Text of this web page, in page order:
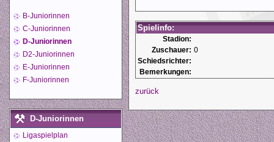
B-Juniorinnen
C-Juniorinnen
D-Juniorinnen
D2-Juniorinnen
E-Juniorinnen
F-Juniorinnen
D-Juniorinnen
Ligaspielplan
Spielinfo:
Stadion:
Zuschauer: 0
Schiedsrichter:
Bemerkungen:
zurück